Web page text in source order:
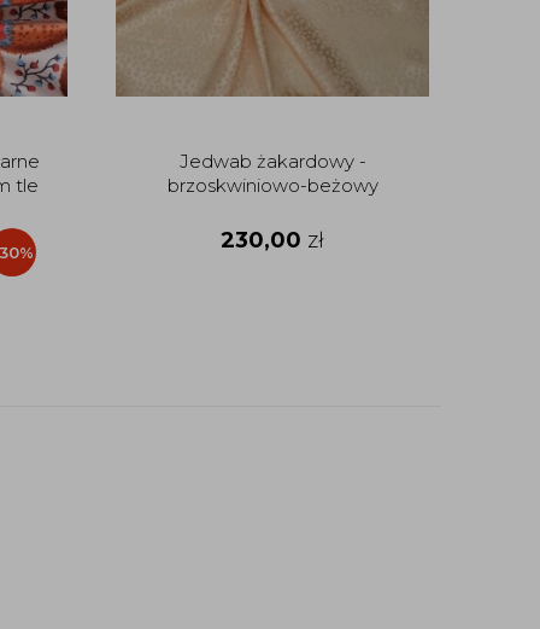
tle
Jedwab żakardowy -
brzoskwiniowo-beżowy
230,00 zł